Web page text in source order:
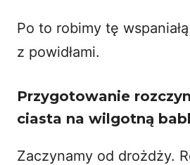
Po to robimy tę
z powidłami.
Przygotowanie
ciasta na wilgotną
Zaczynamy od drożdży.